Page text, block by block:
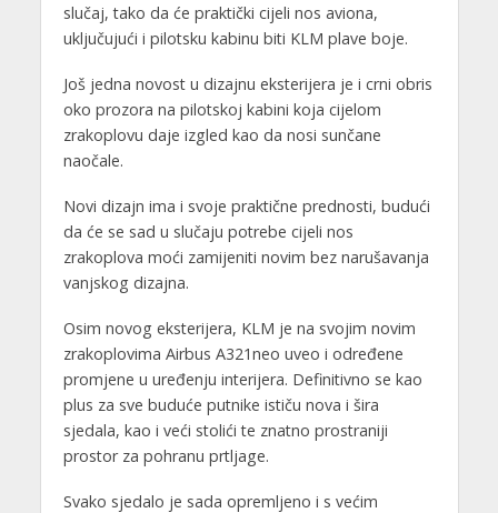
slučaj, tako da će praktički cijeli nos aviona,
uključujući i pilotsku kabinu biti KLM plave boje.
Još jedna novost u dizajnu eksterijera je i crni obris
oko prozora na pilotskoj kabini koja cijelom
zrakoplovu daje izgled kao da nosi sunčane
naočale.
Novi dizajn ima i svoje praktične prednosti, budući
da će se sad u slučaju potrebe cijeli nos
zrakoplova moći zamijeniti novim bez narušavanja
vanjskog dizajna.
Osim novog eksterijera, KLM je na svojim novim
zrakoplovima Airbus A321neo uveo i određene
promjene u uređenju interijera. Definitivno se kao
plus za sve buduće putnike ističu nova i šira
sjedala, kao i veći stolići te znatno prostraniji
prostor za pohranu prtljage.
Svako sjedalo je sada opremljeno i s većim